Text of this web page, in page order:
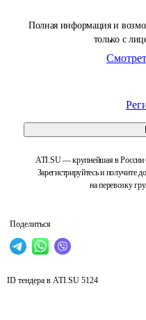
Полная информация и
только с
ATI.SU — крупнейшая в России
Зарегистрируйтесь и получите
на перевозку
Поделиться
ID тендера в ATI.SU 5124